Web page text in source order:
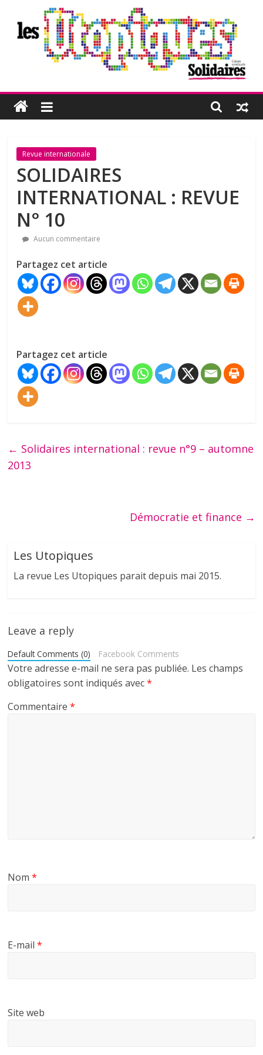
contenu
Les
Utopiques
Revue
réflexion
éditée
par
l'Union
syndicale
Revue internationale
SOLIDAIRES
INTERNATIONAL : REVUE
N° 10
Aucun commentaire
Partagez cet article
Partagez cet article
← Solidaires international : revue n°9 – automne
2013
Démocratie et finance →
Les Utopiques
La revue Les Utopiques parait depuis mai 2015.
Leave a reply
Default Comments (0) Facebook Comments
Votre adresse e-mail ne sera pas publiée. Les champs
obligatoires sont indiqués avec*
Commentaire*
Nom*
E-mail*
Site web